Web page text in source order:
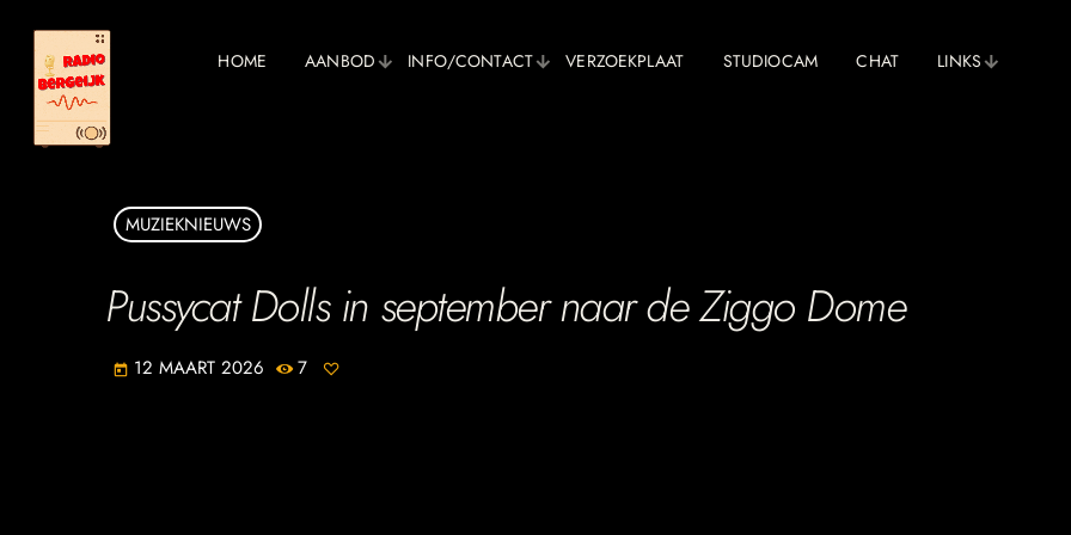
HOME AANBOD INFO/CONTACT VERZOEKPLAAT STUDIOCAM CHAT LINKS
MUZIEKNIEUWS
Pussycat Dolls in september naar de Ziggo Dome
today 12 MAART 2026 7